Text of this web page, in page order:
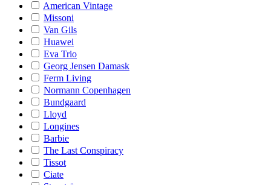
American Vintage
Missoni
Van Gils
Huawei
Eva Trio
Georg Jensen Damask
Ferm Living
Normann Copenhagen
Bundgaard
Lloyd
Longines
Barbie
The Last Conspiracy
Tissot
Ciate